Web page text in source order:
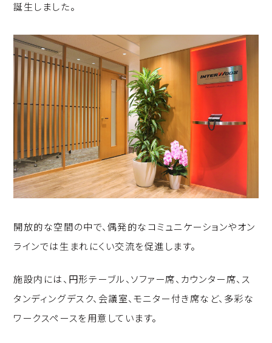
誕生しました。
開放的な空間の中で、偶発的なコミュニケーションやオン
ラインでは生まれにくい交流を促進します。
施設内には、円形テーブル、ソファー席、カウンター席、ス
タンディングデスク、会議室、モニター付き席など、多彩な
ワークスペースを用意しています。